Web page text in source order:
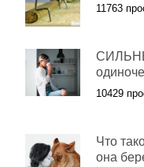
11763
10429
Что
она